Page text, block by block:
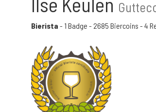
Bierista - 1 Badge - 2685 Biercoins - 4